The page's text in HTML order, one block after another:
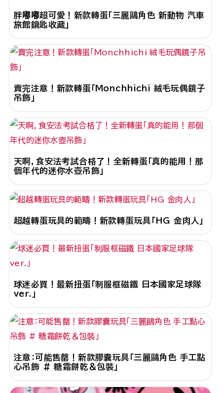
胖嘟嘟超可愛！新款轉蛋「三麗鷗角色 新動物 汽車
旅館鑰匙收藏」
賣完注意！新款轉蛋「Monchhichi 絨毛玩偶鏡子
吊飾」
天啊，食安法考試合格了！全新轉蛋「真的能用！那
個年代的迷你水壺吊飾」
超越轉蛋玩具的範疇！新款轉蛋玩具「HG 金肉人」
球迷必買！最新扭蛋「制服框磁鐵 日本國家足球隊
ver.」
注意：可能售罄！新款膠囊玩具「三麗鷗角色 手工點
心吊飾 # 糖霜餅乾＆包裝」